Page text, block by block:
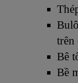
trên
Bê
Bề